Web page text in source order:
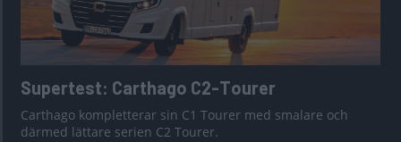
Supertest: Carthago C2-Tourer
Carthago kompletterar sin C1 Tourer med smalare och
därmed lättare serien C2 Tourer.